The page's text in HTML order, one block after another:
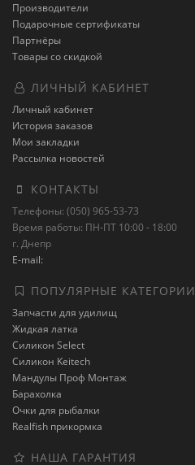
Производители
Подарочные сертификаты
Партнёры
Товары со скидкой
ЛИЧНЫЙ КАБИНЕТ
Личный кабинет
История заказов
Мои закладки
Рассылка новостей
КОНТАКТЫ
Телефоны: (050) 965-53-73
Время работы: ПН-ПТ 10:00 - 18:00
г. Днепр
E-mail:
ПОПУЛЯРНЫЕ КАТЕГОРИИ
Запчасти для удилищ
Жидкая латка
Силикон Select
Силикон Keitech
Мандулы Проф Монтаж
Барахолка
Очки для рыбалки
Realfish прикормка
НАША ГАРАНТИЯ